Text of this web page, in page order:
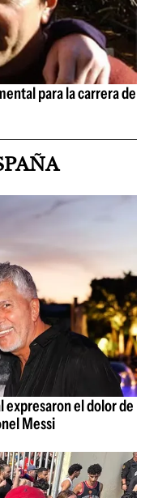
para la carrera de
expresaron el dolor de
Messi